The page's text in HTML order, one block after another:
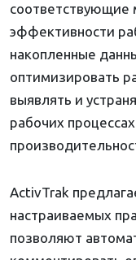
соответствующие
эффективности
накопленные
оптимизировать
выявлять и
рабочих
ActivTrak
настраиваемых
позволяют